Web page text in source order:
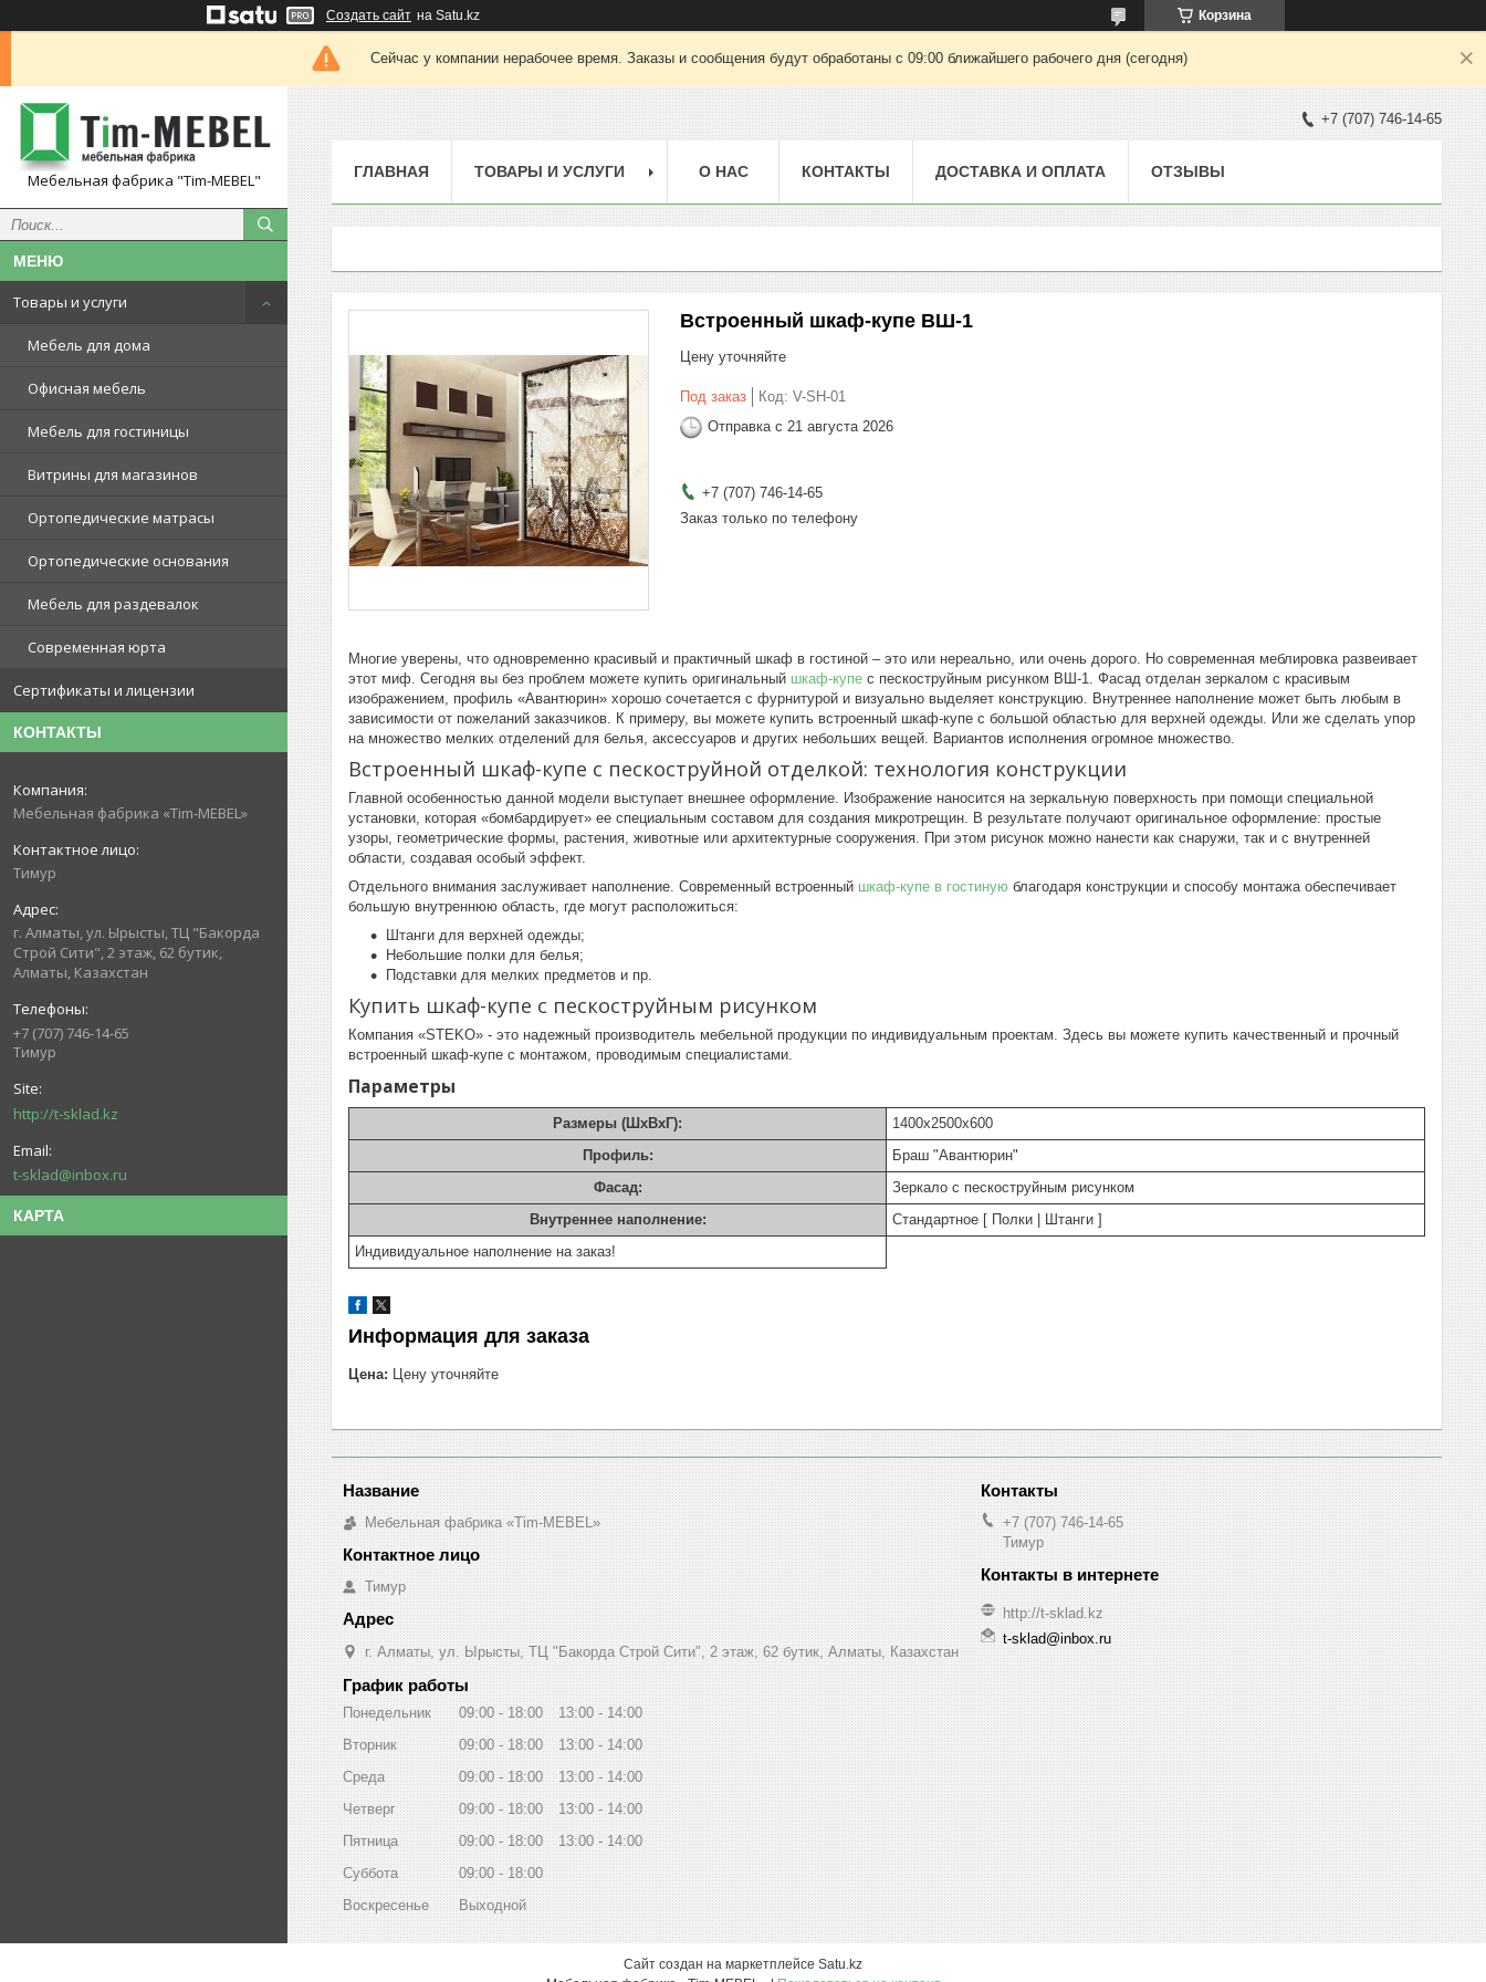
Создать сайт на Satu.kz Корзина
Сейчас у компании нерабочее время. Заказы и сообщения будут обработаны с 09:00 ближайшего рабочего дня (сегодня)
Мебельная фабрика "Tim-MEBEL"
Товары и услуги
Мебель для дома
Офисная мебель
Мебель для гостиницы
Витрины для магазинов
Ортопедические матрасы
Ортопедические основания
Мебель для раздевалок
Современная юрта
Сертификаты и лицензии
КОНТАКТЫ
Мебельная фабрика «Tim-MEBEL»
Тимур
г. Алматы, ул. Ырысты, ТЦ "Бакорда
Строй Сити", 2 этаж, 62 бутик,
Алматы, Казахстан
+7 (707) 746-14-65
Тимур
http://t-sklad.kz
t-sklad@inbox.ru
КАРТА
+7 (707) 746-14-65
ГЛАВНАЯ ТОВАРЫ И УСЛУГИ О НАС КОНТАКТЫ ДОСТАВКА И ОПЛАТА ОТЗЫВЫ
Встроенный шкаф-купе ВШ-1
Цену уточняйте
Под заказ Код: V-SH-01
Отправка с 21 августа 2026
+7 (707) 746-14-65
Заказ только по телефону
Многие уверены, что одновременно красивый и практичный шкаф в гостиной – это или нереально, или очень дорого. Но современная меблировка развеивает
этот миф. Сегодня вы без проблем можете купить оригинальный шкаф-купе с пескоструйным рисунком ВШ-1. Фасад отделан зеркалом с красивым
изображением, профиль «Авантюрин» хорошо сочетается с фурнитурой и визуально выделяет конструкцию. Внутреннее наполнение может быть любым в
зависимости от пожеланий заказчиков. К примеру, вы можете купить встроенный шкаф-купе с большой областью для верхней одежды. Или же сделать упор
на множество мелких отделений для белья, аксессуаров и других небольших вещей. Вариантов исполнения огромное множество.
Встроенный шкаф-купе с пескоструйной отделкой: технология конструкции
Главной особенностью данной модели выступает внешнее оформление. Изображение наносится на зеркальную поверхность при помощи специальной
установки, которая «бомбардирует» ее специальным составом для создания микротрещин. В результате получают оригинальное оформление: простые
узоры, геометрические формы, растения, животные или архитектурные сооружения. При этом рисунок можно нанести как снаружи, так и с внутренней
области, создавая особый эффект.
Отдельного внимания заслуживает наполнение. Современный встроенный шкаф-купе в гостиную благодаря конструкции и способу монтажа обеспечивает
большую внутреннюю область, где могут расположиться:
Штанги для верхней одежды;
Небольшие полки для белья;
Подставки для мелких предметов и пр.
Купить шкаф-купе с пескоструйным рисунком
Компания «STEKO» - это надежный производитель мебельной продукции по индивидуальным проектам. Здесь вы можете купить качественный и прочный
встроенный шкаф-купе с монтажом, проводимым специалистами.
Параметры
Размеры (ШхВхГ):
1400х2500х600
Профиль:
Браш "Авантюрин"
Фасад:
Зеркало с пескоструйным рисунком
Внутреннее наполнение:
Стандартное [ Полки | Штанги ]
Индивидуальное наполнение на заказ!
Информация для заказа
Цена: Цену уточняйте
Мебельная фабрика «Tim-MEBEL»
Тимур
г. Алматы, ул. Ырысты, ТЦ "Бакорда Строй Сити", 2 этаж, 62 бутик, Алматы, Казахстан
+7 (707) 746-14-65
Тимур
http://t-sklad.kz
t-sklad@inbox.ru
График работы
Понедельник 09:00 18:00 13:00
14:00
Вторник
09:00 18:00 13:00
14:00
Среда
09:00 18:00 13:00
14:00
Четверг
09:00 18:00 13:00
14:00
Пятница
09:00 18:00 13:00
14:00
Суббота
09:00
18:00
Воскресенье
Выходной
Сайт создан на маркетплейсе Satu.kz